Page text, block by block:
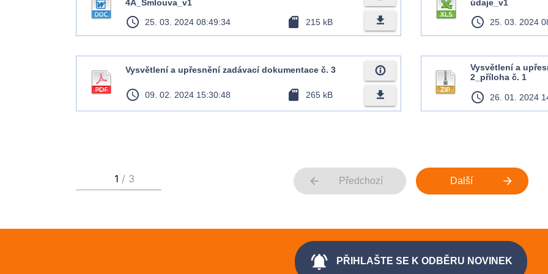
4A_Smlouva_v1
access_time 25. 03. 2024 08:49:34 sd_card 215 kB file_download
údaje_v1
access_time 25. 03. 2024
Vysvětlení a upřesnění zadávací dokumentace č. 3
access_time 09. 02. 2024 15:30:48 sd_card 265 kB
info_outline
file_download
Vysvětlení a
2_příloha č. 1
access_time 26. 01. 2024
arrow_back Předchozí Další arrow_forward
notifications_active PŘIHLAŠTE SE K ODBĚRU NOVINEK